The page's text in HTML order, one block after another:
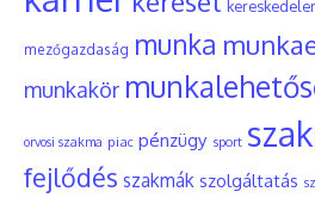
mezőgazdaság munka
munkakör
orvosi szakma piac pénzügy sport
fejlődés szakmák szolgáltatás